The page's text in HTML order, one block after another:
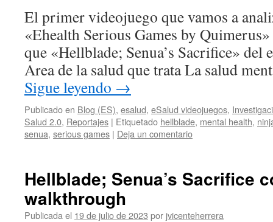
El primer videojuego que vamos a
«Ehealth Serious Games by
que «Hellblade; Senua’s Sacrifice»
Area de la salud que trata La salud
Sigue leyendo →
Publicado en Blog (ES), esalud, eSalud videojuegos,
Salud 2.0, Reportajes | Etiquetado hellblade, mental health,
senua, serious games | Deja un comentario
Hellblade; Senua’s Sacrifice
walkthrough
Publicada el 19 de julio de 2023 por jvicenteherrera